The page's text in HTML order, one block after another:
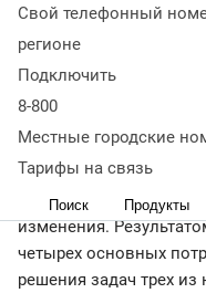
Свой телефонный
регионе
Подключить
8-800
Местные городские
Тарифы на связь
Поиск Продукты
введении новых
продукта —
соответствуют
малого бизнеса.
MANGO OFFICE
облачной телефонии,
исследовании
изменения.
четырех основных
решения задач трех